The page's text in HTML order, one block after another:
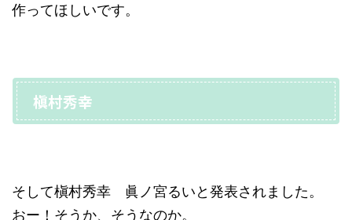
作ってほしいです。
槇村秀幸
そして槇村秀幸 眞ノ宮るいと発表されました。
おー！そうか、そうなのか。